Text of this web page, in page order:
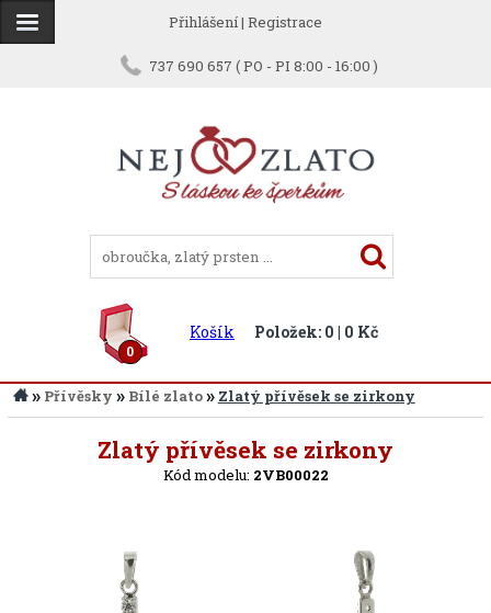
Přihlášení| Registrace
737 690 657 ( PO - PI 8:00 - 16:00 )
0
Košík Položek: 0 | 0 Kč
» Přívěsky » Bílé zlato» Zlatý přívěsek se zirkony
Zlatý přívěsek se zirkony
Kód modelu: 2VB00022